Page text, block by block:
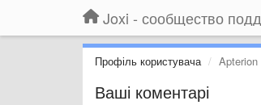
Профіль користувача Apterion
Ваші коментарі